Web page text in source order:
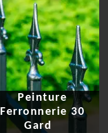
Peinture
Ferronnerie 30
Gard